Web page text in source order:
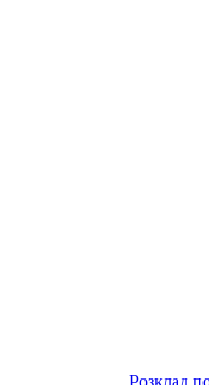
Розклад